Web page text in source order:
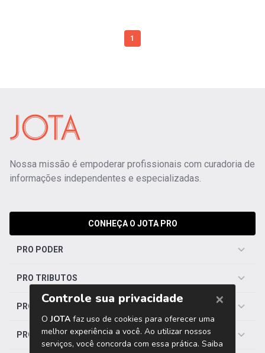
1
Nossa missão é empoderar profissionais com curadoria de
informações independentes e especializadas.
CONHEÇA O JOTA PRO
PRO PODER
PRO TRIBUTOS
PRO TRABALHISTA
PRO SAÚDE